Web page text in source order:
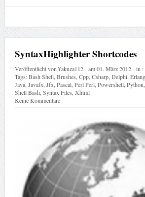
SyntaxHighlighter Shortcodes
Veröffentlicht von¥akuza112 am01. März 2012 in :
Tags:Bash Shell, Brushes Cpp, Csharp, Delphi Erlang
Java, Javafx Jfx Pascal, Perl Perl, Powershell, Python
Shell Bash Syntax Files Xhtml
Keine Kommentare